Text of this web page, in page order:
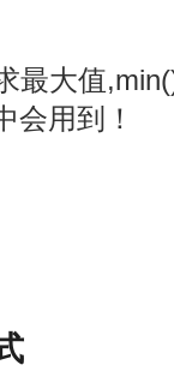
最大值
会用到！